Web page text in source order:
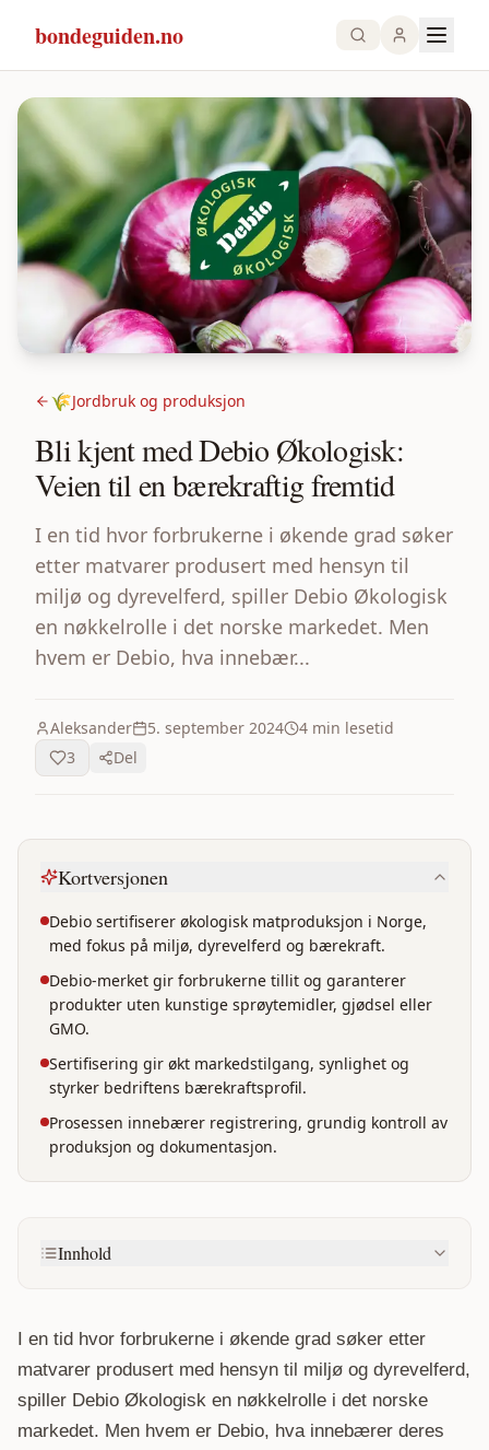
bondeguiden.no
🌾Jordbruk og produksjon
Bli kjent med Debio Økologisk:
Veien til en bærekraftig fremtid
I en tid hvor forbrukerne i økende grad søker
etter matvarer produsert med hensyn til
miljø og dyrevelferd, spiller Debio Økologisk
en nøkkelrolle i det norske markedet. Men
hvem er Debio, hva innebær...
Aleksander 5. september 2024 4 min lesetid
3
Del
Kortversjonen
Debio sertifiserer økologisk matproduksjon i Norge,
med fokus på miljø, dyrevelferd og bærekraft.
Debio-merket gir forbrukerne tillit og garanterer
produkter uten kunstige sprøytemidler, gjødsel eller
GMO.
Sertifisering gir økt markedstilgang, synlighet og
styrker bedriftens bærekraftsprofil.
Prosessen innebærer registrering, grundig kontroll av
produksjon og dokumentasjon.
Innhold
I en tid hvor forbrukerne i økende grad søker etter
matvarer produsert med hensyn til miljø og dyrevelferd,
spiller Debio Økologisk en nøkkelrolle i det norske
markedet. Men hvem er Debio, hva innebærer deres